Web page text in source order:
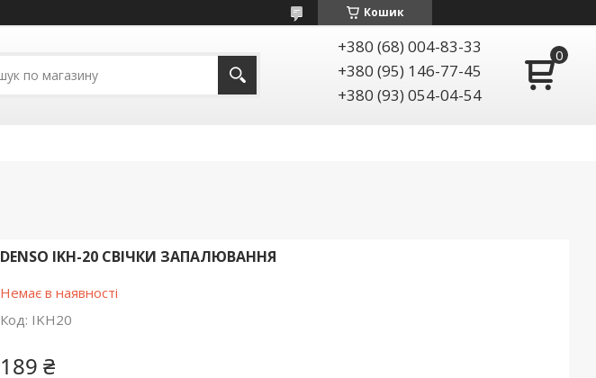
Кошик
+380 (68) 004-83-33
+380 (95) 146-77-45
+380 (93) 054-04-54
DENSO IKH-20 СВІЧКИ ЗАПАЛЮВАННЯ
Немає в наявності
Код: IKH20
189 ₴